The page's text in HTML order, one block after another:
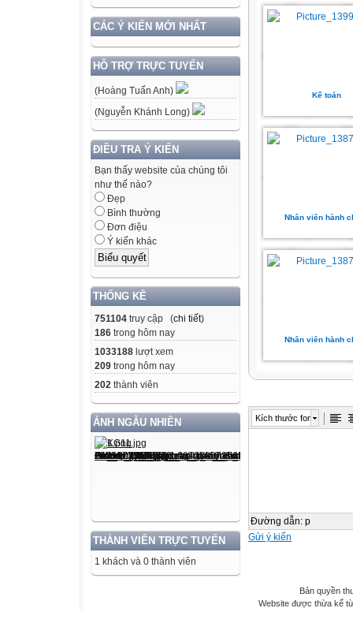
CÁC Ý KIẾN MỚI NHẤT
HỖ TRỢ TRỰC TUYẾN
(Hoàng Tuấn Anh)
(Nguyễn Khánh Long)
ĐIỀU TRA Ý KIẾN
Bạn thấy website của chúng tôi
như thế nào?
Đẹp
Bình thường
Đơn điệu
Ý kiến khác
THỐNG KÊ
751104 truy cập (chi tiết)
186 trong hôm nay
1033188 lượt xem
209 trong hôm nay
202 thành viên
ẢNH NGẪU NHIÊN
THÀNH VIÊN TRỰC TUYẾN
1 khách và 0 thành viên
Kế toán
Nhân viên hành
Nhân viên hành
Kích thước font
Đường dẫn: p
Gửi ý kiến
Bản quyền
Website được thừa kế